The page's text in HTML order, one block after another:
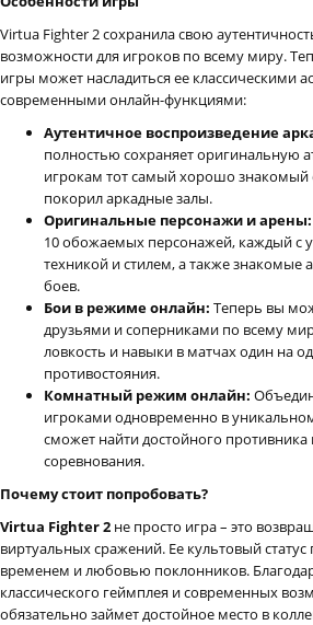
Virtua Fighter 2 сохранила свою
возможности для игроков по всему миру.
игры может насладиться ее классическими
современными онлайн-функциями:
Аутентичное воспроизведение
полностью сохраняет оригинальную
игрокам тот самый хорошо знакомый
покорил аркадные залы.
Оригинальные персонажи и арены:
10 обожаемых персонажей, каждый с
техникой и стилем, а также
боев.
Бои в режиме онлайн: Теперь вы
друзьями и соперниками по всему
ловкость и навыки в матчах один на
противостояния.
Комнатный режим онлайн:
игроками одновременно в
сможет найти достойного противника
соревнования.
Почему стоит попробовать?
Virtua Fighter 2 не просто игра – это
виртуальных сражений. Ее культовый статус
временем и любовью поклонников.
классического геймплея и современных
обязательно займет достойное место в